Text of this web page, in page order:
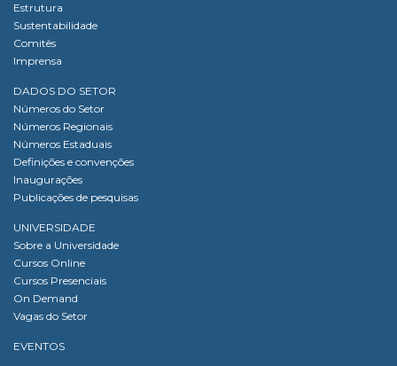
Estrutura
Sustentabilidade
Comitês
Imprensa
DADOS DO SETOR
Números do Setor
Números Regionais
Números Estaduais
Definições e convenções
Inaugurações
Publicações de pesquisas
UNIVERSIDADE
Sobre a Universidade
Cursos Online
Cursos Presenciais
On Demand
Vagas do Setor
EVENTOS